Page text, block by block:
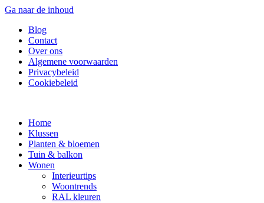
Ga naar de inhoud
Blog
Contact
Over ons
Algemene voorwaarden
Privacybeleid
Cookiebeleid
Home
Klussen
Planten & bloemen
Tuin & balkon
Wonen
Interieurtips
Woontrends
RAL kleuren